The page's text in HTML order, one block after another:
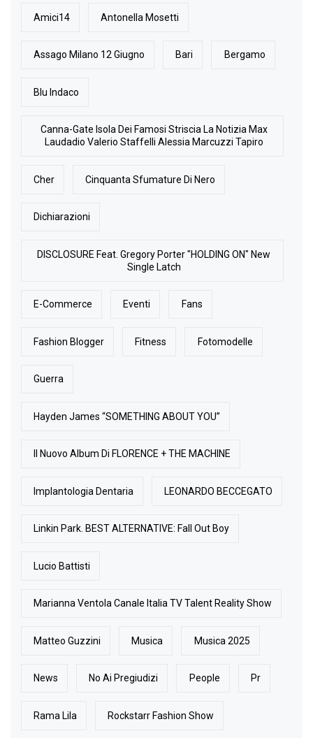
Amici14 Antonella Mosetti
Assago Milano 12 Giugno Bari Bergamo
Blu Indaco
Canna-Gate Isola Dei Famosi Striscia La Notizia Max
Laudadio Valerio Staffelli Alessia Marcuzzi Tapiro
Cher Cinquanta Sfumature Di Nero
Dichiarazioni
DISCLOSURE Feat. Gregory Porter "HOLDING ON" New
Single Latch
E-Commerce Eventi Fans
Fashion Blogger Fitness Fotomodelle
Guerra
Hayden James “SOMETHING ABOUT YOU”
Il Nuovo Album Di FLORENCE + THE MACHINE
Implantologia Dentaria LEONARDO BECCEGATO
Linkin Park. BEST ALTERNATIVE: Fall Out Boy
Lucio Battisti
Marianna Ventola Canale Italia TV Talent Reality Show
Matteo Guzzini Musica Musica 2025
News No Ai Pregiudizi People Pr
Rama Lila Rockstarr Fashion Show